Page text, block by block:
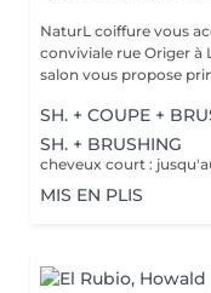
NaturL coiffure vous
conviviale rue Origer à
salon vous propose
SH. + COUPE +
SH. + BRUSHING
cheveux court :
MIS EN PLIS